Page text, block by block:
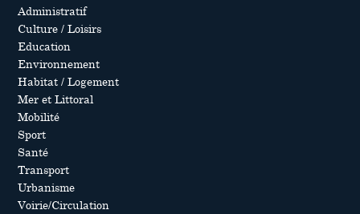
Administratif
Culture / Loisirs
Education
Environnement
Habitat / Logement
Mer et Littoral
Mobilité
Sport
Santé
Transport
Urbanisme
Voirie/Circulation